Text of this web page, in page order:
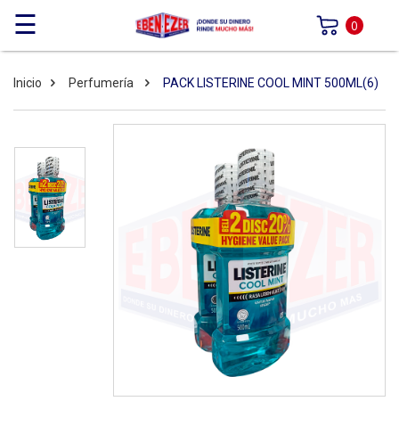
☰ 0
Inicio Perfumería PACK LISTERINE COOL MINT 500ML(6)